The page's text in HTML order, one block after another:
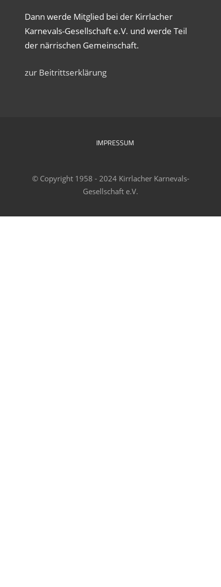
Dann werde Mitglied bei der Kirrlacher
Karnevals-Gesellschaft e.V. und werde Teil
der närrischen Gemeinschaft.
zur Beitrittserklärung
IMPRESSUM
© Copyright 1958 - 2024 Kirrlacher Karnevals-
Gesellschaft e.V.